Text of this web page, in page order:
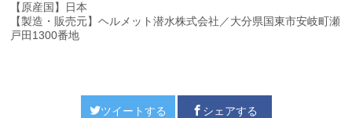
【原産国】日本
【製造・販売元】ヘルメット潜水株式会社／大分県国東市安岐町瀬
戸田1300番地
ツイートする シェアする